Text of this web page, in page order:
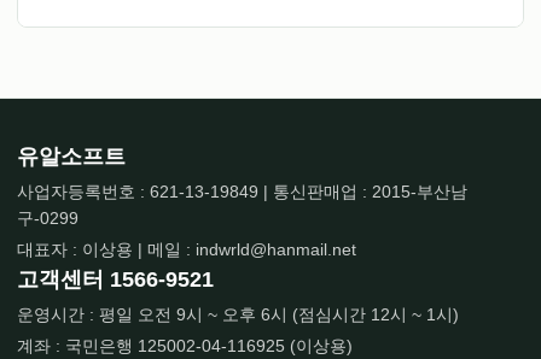
유알소프트
사업자등록번호 : 621-13-19849 | 통신판매업 : 2015-부산남
구-0299
대표자 : 이상용 | 메일 : indwrld@hanmail.net
고객센터 1566-9521
운영시간 : 평일 오전 9시 ~ 오후 6시 (점심시간 12시 ~ 1시)
계좌 : 국민은행 125002-04-116925 (이상용)